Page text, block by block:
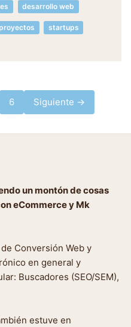
desarrollo web
startups
6 Siguiente →
un montón de cosas
eCommerce y Mk
Conversión Web y
en general y
Buscadores (SEO/SEM),
estuve en